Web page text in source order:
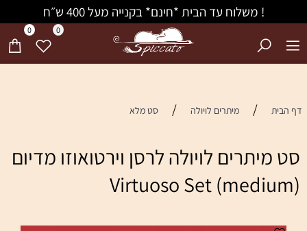
! משלוח עד הבית *חינם* בקנייה מעל 400 ש״ח
0 0
דף הבית / מיתרים לויולה / סט מלא
סט מיתרים לויולה לרסן וירטואוזו מדיום
Virtuoso Set (medium)